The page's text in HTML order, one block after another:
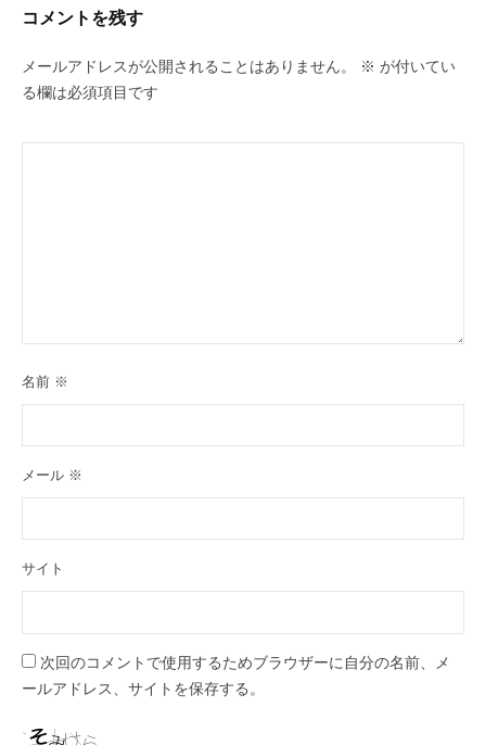
コメントを残す
メールアドレスが公開されることはありません。 ※ が付いてい
る欄は必須項目です
名前 ※
メール ※
サイト
次回のコメントで使用するためブラウザーに自分の名前、メ
ールアドレス、サイトを保存する。